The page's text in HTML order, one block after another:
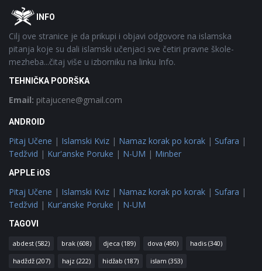
FooterOINFO
Cilj ove stranice je da prikupi i objavi odgovore na islamska
pitanja koje su dali islamski učenjaci sve četiri pravne škole-
mezheba...čitaj više u izborniku na linku Info.
TEHNIČKA PODRŠKA
Email: pitajucene@gmail.com
ANDROID
Pitaj Učene | Islamski Kviz | Namaz korak po korak | Sufara |
Tedžvid | Kur'anske Poruke | N-UM | Minber
APPLE iOS
Pitaj Učene | Islamski Kviz | Namaz korak po korak | Sufara |
Tedžvid | Kur'anske Poruke | N-UM
TAGOVI
abdest (582) brak (608) djeca (189) dova (490) hadis (340)
hadždž (207) hajz (222) hidžab (187) islam (353)